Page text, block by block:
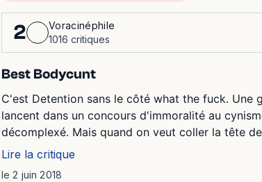
2
Voracinéphile
1016 critiques
Best Bodycunt
C'est Detention sans le côté what the fuck. Une
lancent dans un concours d'immoralité au
décomplexé. Mais quand on veut coller la tête
Lire la critique
le 2 juin 2018